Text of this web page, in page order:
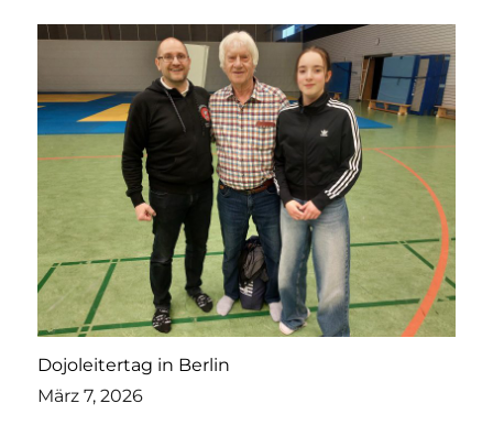
Dojoleitertag in Berlin
März 7, 2026